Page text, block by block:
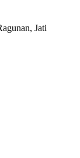
Jati